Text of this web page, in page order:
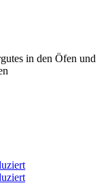
in den Öfen und